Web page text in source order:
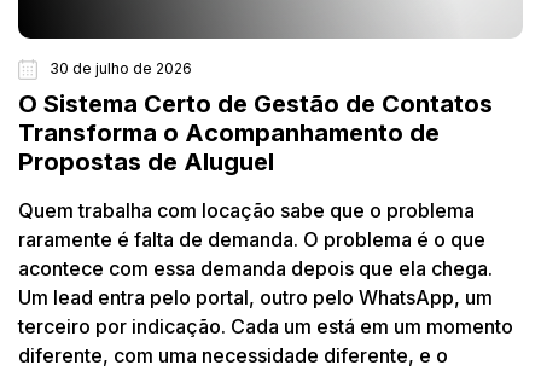
30 de julho de 2026
O Sistema Certo de Gestão de Contatos
Transforma o Acompanhamento de
Propostas de Aluguel
Quem trabalha com locação sabe que o problema
raramente é falta de demanda. O problema é o que
acontece com essa demanda depois que ela chega.
Um lead entra pelo portal, outro pelo WhatsApp, um
terceiro por indicação. Cada um está em um momento
diferente, com uma necessidade diferente, e o